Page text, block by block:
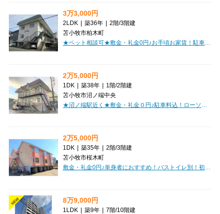
3万3,000円
2LDK | 築36年 | 2階/3階建
苫小牧市柏木町
2万5,000円
1DK | 築38年 | 1階/2階建
苫小牧市沼ノ端中央
2万5,000円
1DK | 築35年 | 2階/3階建
苫小牧市桜木町
NEW 8万9,000円
1LDK | 築9年 | 7階/10階建